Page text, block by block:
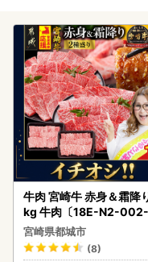
牛肉 宮崎牛 赤身＆霜降り 1
kg 牛肉〔18E-N2-
kg-S4A6-CF〕
宮崎県都城市
(8)